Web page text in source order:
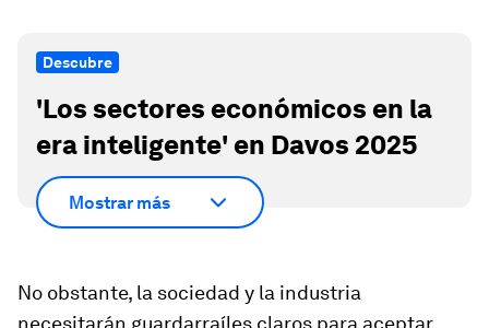
Descubre
'Los sectores económicos en la
era inteligente' en Davos 2025
Mostrar más
No obstante, la sociedad y la industria
necesitarán guardarraíles claros para aceptar